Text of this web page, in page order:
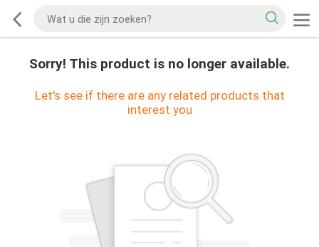
Sorry! This product is no longer available.
Let's see if there are any related products that
interest you